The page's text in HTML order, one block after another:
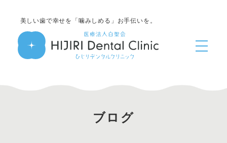
美しい歯で幸せを「噛みしめる」お手伝いを。
ブログ